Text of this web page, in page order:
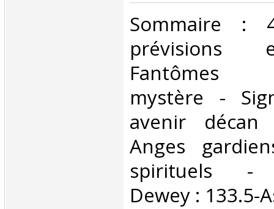
‎Sommaire :
prévisions
Fantômes
mystère -
avenir
Anges
spirituels -
Dewey : 133.5-